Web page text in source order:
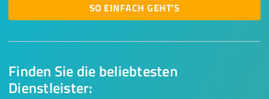
Finden Sie die beliebtesten
Dienstleister:
SO EINFACH GEHT'S